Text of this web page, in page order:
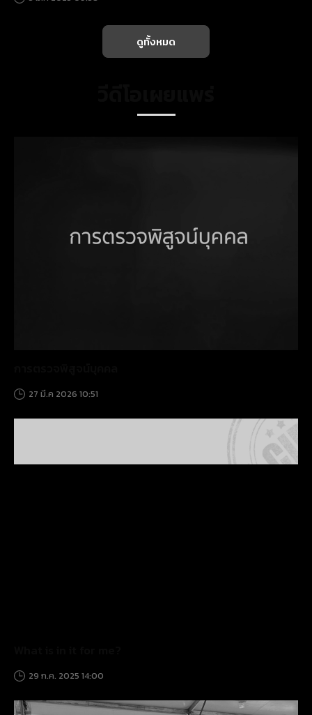
ดูทั้งหมด
27 มี.ค 2026 10:51
29 ก.ค. 2025 14:00